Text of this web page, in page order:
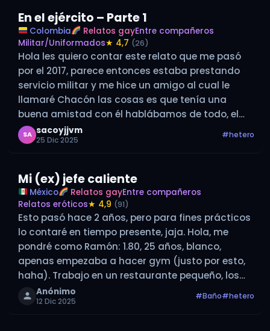
En el ejército – Parte 1
Colombia Relatos gayEntre compañeros
Militar/Uniformados★ 4,7 (26)
Hola les quiero contar este relato que me pasó
por el 2017, parece entonces estaba prestando
servicio militar y me hice un amigo al cual le
llamaré Chacón las cosas es que tenía una
buena amistad con él hablábamos de todo, el
sabia que tenía cierta atracción por los
hombres…
SA sacoyjjvm
25 Dic 2025
#hetero
Mi (ex) jefe caliente
México Relatos gayEntre compañeros
Relatos eróticos★ 4,9 (91)
Esto pasó hace 2 años, pero para fines prácticos
lo contaré en tiempo presente, jaja. Hola, me
pondré como Ramón: 1.80, 25 años, blanco,
apenas empezaba a hacer gym (justo por esto,
haha). Trabajo en un restaurante pequeño, los
dueños son Andrés de 30 y su mujer de mi edad.…
Anónimo
12 Dic 2025
#Baño#hetero